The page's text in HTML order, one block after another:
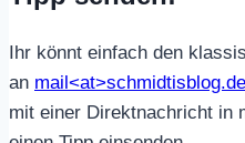
Ihr könnt einfach den
an mail<at>schmidtisblog.de
mit einer Direktnachricht in